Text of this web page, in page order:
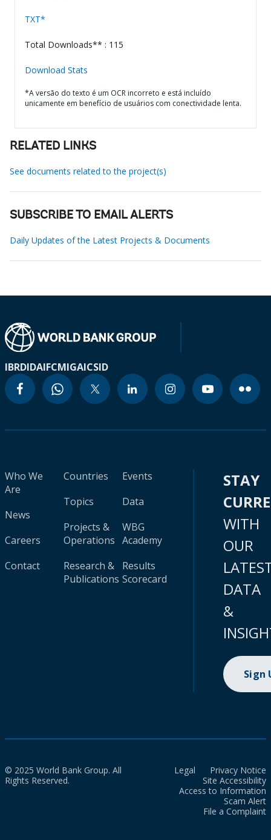
TXT*
Total Downloads** : 115
Download Stats
*A versão do texto é um OCR incorreto e está incluído
unicamente em benefício de usuários com conectividade lenta.
RELATED LINKS
See documents related to the project(s)
SUBSCRIBE TO EMAIL ALERTS
Daily Updates of the Latest Projects & Documents
IBRDIDAIFCMIGAICSID
Who We
Are
News
Careers
Contact
Countries
Topics
Projects &
Operations
Research &
Publications
Events
Data
WBG
Academy
Results
Scorecard
STAY
WITH
OUR
DATA
&
Sign
© 2025 World Bank Group. All
Rights Reserved.
Legal
Privacy Notice
Site Accessibility
Access to Information
Scam Alert
File a Complaint